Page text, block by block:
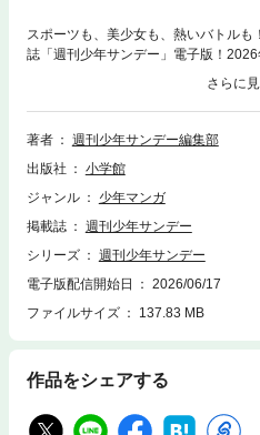
スポーツも、美少女も、熱いバトル
誌「週刊少年サンデー」電子版！
ては、目次の情報と一部内容が異な
ん。また広告・価格表示などは全て
子版につきましては、本誌内の一部
全員サービスへの応募は出来ません。
著者
週刊少年サンデー編集部
出版社
小学館
ジャンル
少年マンガ
掲載誌
週刊少年サンデー
シリーズ
週刊少年サンデー
電子版配信開始日
2026/06/17
ファイルサイズ
137.83 MB
作品をシェアする